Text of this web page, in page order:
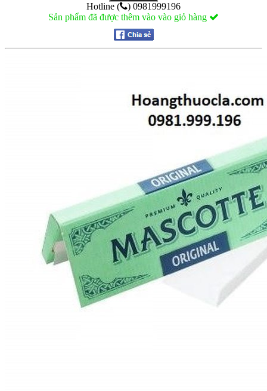
Hotline (
) 0981999196
Sản phẩm đã được thêm vào vào giỏ hàng